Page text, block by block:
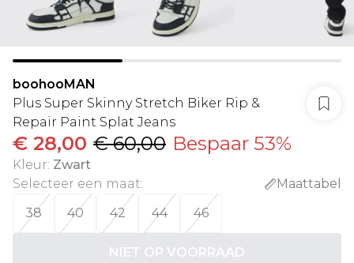
boohooMAN
Plus Super Skinny Stretch Biker Rip &
Repair Paint Splat Jeans
€ 28,00 € 60,00 Bespaar 53%
Kleur: Zwart
Selecteer een maat:
Maattabel
38
40 42 44 46
NIET OP VOORRAAD